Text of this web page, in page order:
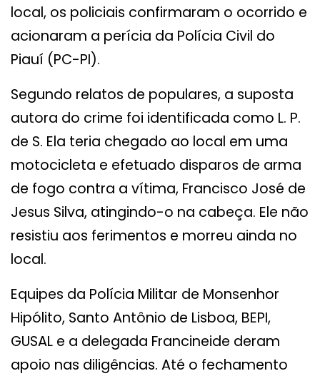
local, os policiais confirmaram o ocorrido e
acionaram a perícia da Polícia Civil do
Piauí (PC-PI).
Segundo relatos de populares, a suposta
autora do crime foi identificada como L. P.
de S. Ela teria chegado ao local em uma
motocicleta e efetuado disparos de arma
de fogo contra a vítima, Francisco José de
Jesus Silva, atingindo-o na cabeça. Ele não
resistiu aos ferimentos e morreu ainda no
local.
Equipes da Polícia Militar de Monsenhor
Hipólito, Santo Antônio de Lisboa, BEPI,
GUSAL e a delegada Francineide deram
apoio nas diligências. Até o fechamento